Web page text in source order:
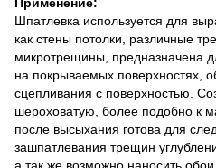
Шпатлевка используется для
как стены потолки, различные
микротрещины, предназначена
на покрываемых поверхностях,
сцепливания с поверхностью.
шероховатую, более подобно к
после высыхания готова для
зашпатлевания трещин
а так же возможно наносить обои.